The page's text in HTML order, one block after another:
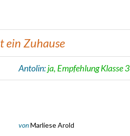
ein Zuhause
Antolin:ja, Empfehlung Klasse 3
vonMarliese Arold